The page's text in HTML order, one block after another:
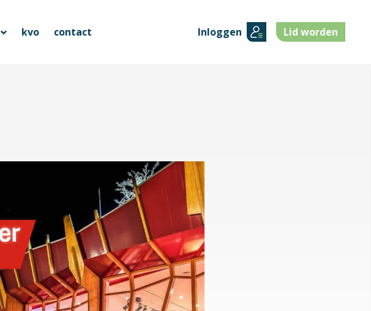
kvo contact Inloggen Lid worden